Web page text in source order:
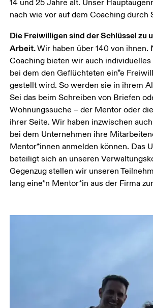
14 und 25 Jahre alt. Unser
nach wie vor auf dem Coaching durch
Die Freiwilligen sind der Schlüssel zu
Arbeit. Wir haben über 140 von ihnen.
Coaching bieten wir auch
bei dem den Geflüchteten ein*e
gestellt wird. So werden sie in ihrem
Sei das beim Schreiben von Briefen
Wohnungssuche – der Mentor oder
ihrer Seite. Wir haben inzwischen
bei dem Unternehmen ihre
Mentor*innen anmelden können. Das
beteiligt sich an unseren
Gegenzug stellen wir unseren
lang eine*n Mentor*in aus der Firma